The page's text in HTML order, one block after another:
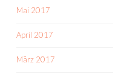
Mai 2017
April 2017
März 2017